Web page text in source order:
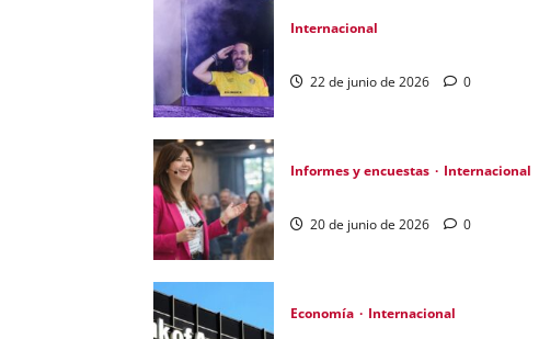
Internacional
22 de junio de 2026 0
Informes y encuestas Internacional
20 de junio de 2026 0
Economía Internacional